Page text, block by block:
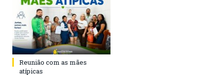
Reunião com as mães
atípicas